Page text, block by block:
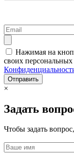
Нажимая на
своих
Отправить
×
Задать
Чтобы задать